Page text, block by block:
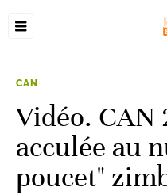
CAN
Vidéo. CAN
acculée au
poucet"